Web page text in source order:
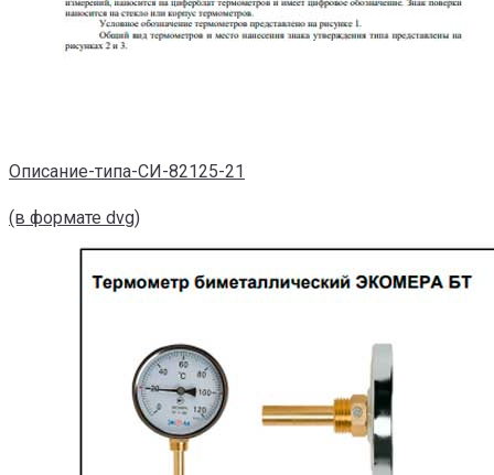
Описание-типа-СИ-82125-21
(в формате dvg)